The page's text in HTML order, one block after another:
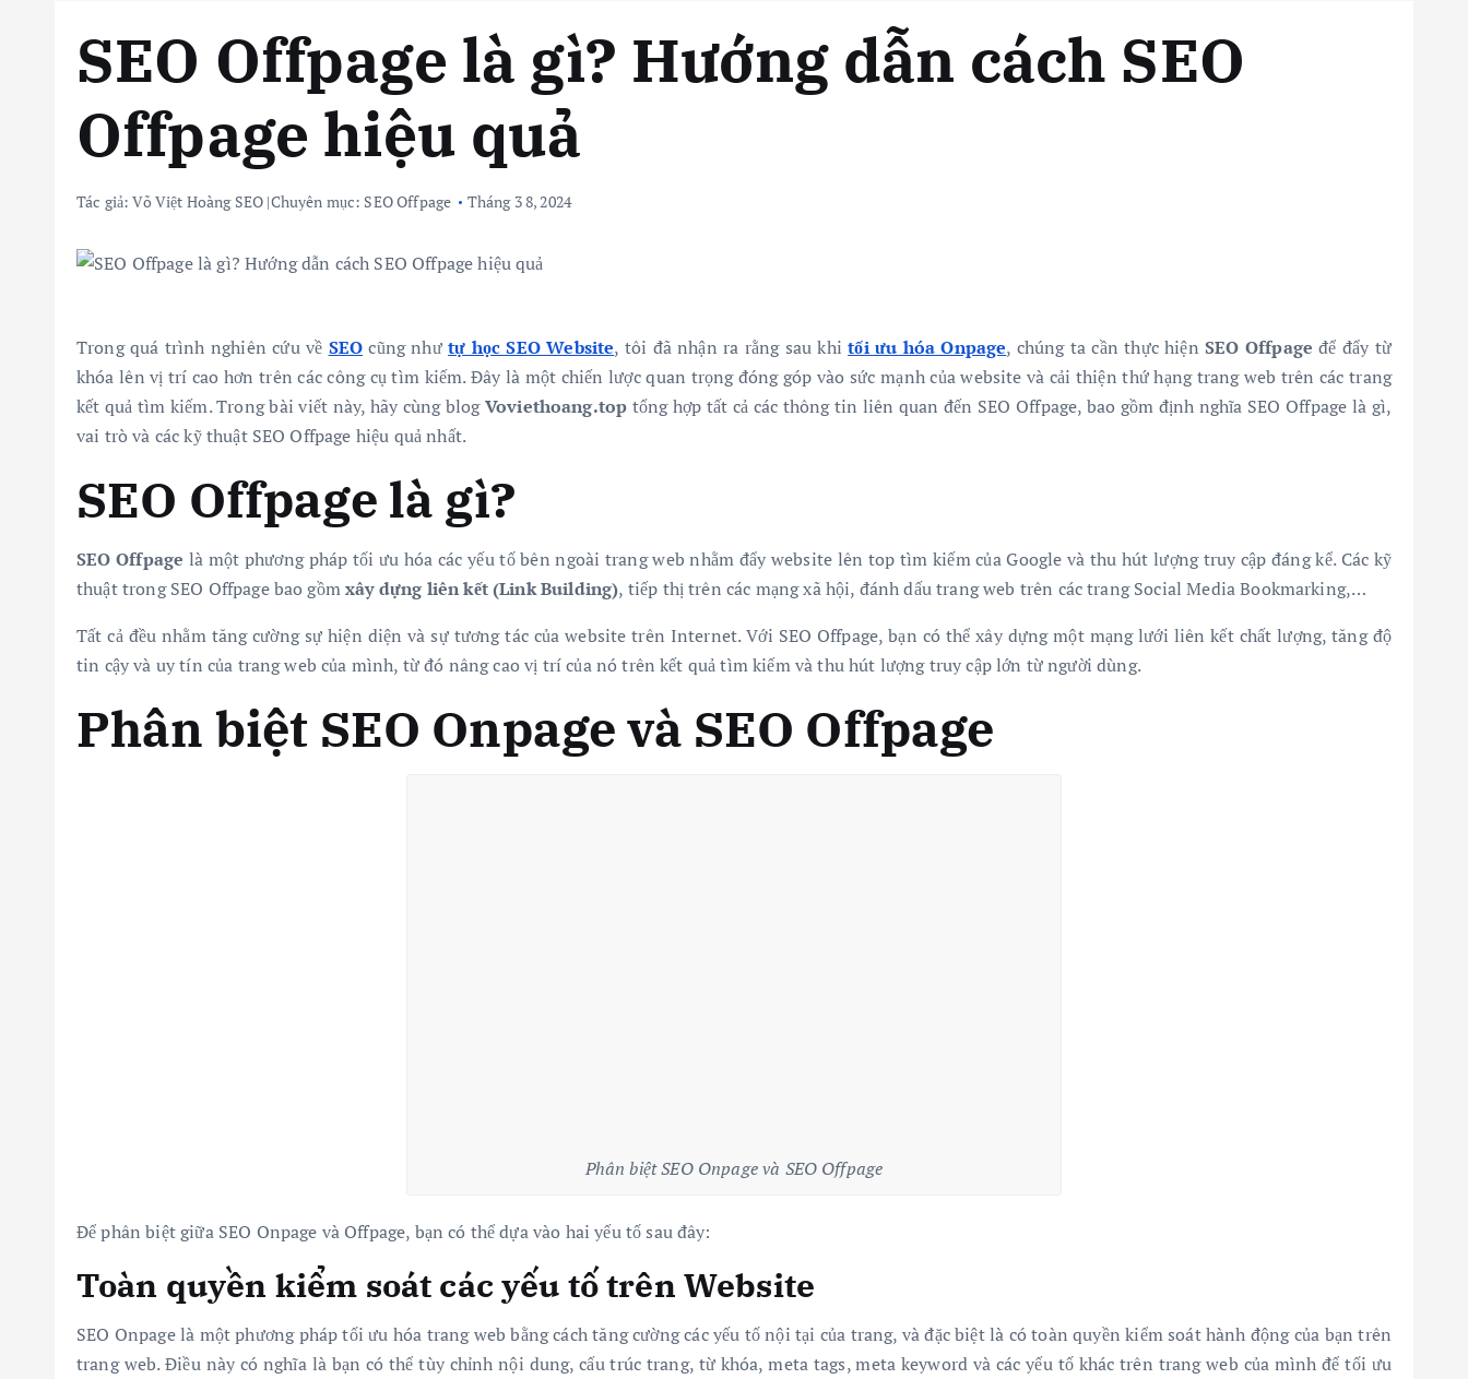
SEO Offpage là gì? Hướng dẫn cách SEO
Offpage hiệu quả
Tác giả:Võ Việt Hoàng SEO |Chuyên mục: SEO Offpage Tháng 3 8, 2024
Trong quá trình nghiên cứu về SEO cũng nhưtự học SEO Website, tôi đã nhận ra rằng sau khitối ưu hóa Onpage, chúng ta cần thực hiệnSEO Offpage để đẩy từ
khóa lên vị trí cao hơn trên các công cụ tìm kiếm. Đây là một chiến lược quan trọng đóng góp vào sức mạnh của website và cải thiện thứ hạng trang web trên các trang
kết quả tìm kiếm. Trong bài viết này, hãy cùng blogVoviethoang.top tổng hợp tất cả các thông tin liên quan đến SEO Offpage, bao gồm định nghĩa SEO Offpage là gì,
vai trò và các kỹ thuật SEO Offpage hiệu quả nhất.
SEO Offpage là gì?
SEO Offpage là một phương pháp tối ưu hóa các yếu tố bên ngoài trang web nhằm đẩy website lên top tìm kiếm của Google và thu hút lượng truy cập đáng kể. Các kỹ
thuật trong SEO Offpage bao gồmxây dựng liên kết (Link Building), tiếp thị trên các mạng xã hội, đánh dấu trang web trên các trang Social Media Bookmarking,…
Tất cả đều nhằm tăng cường sự hiện diện và sự tương tác của website trên Internet. Với SEO Offpage, bạn có thể xây dựng một mạng lưới liên kết chất lượng, tăng độ
tin cậy và uy tín của trang web của mình, từ đó nâng cao vị trí của nó trên kết quả tìm kiếm và thu hút lượng truy cập lớn từ người dùng.
Phân biệt SEO Onpage và SEO Offpage
Phân biệt SEO Onpage và SEO Offpage
Để phân biệt giữa SEO Onpage và Offpage, bạn có thể dựa vào hai yếu tố sau đây:
Toàn quyền kiểm soát các yếu tố trên Website
SEO Onpage là một phương pháp tối ưu hóa trang web bằng cách tăng cường các yếu tố nội tại của trang, và đặc biệt là có toàn quyền kiểm soát hành động của bạn trên
trang web. Điều này có nghĩa là bạn có thể tùy chỉnh nội dung, cấu trúc trang, từ khóa, meta tags, meta keyword và các yếu tố khác trên trang web của mình để tối ưu